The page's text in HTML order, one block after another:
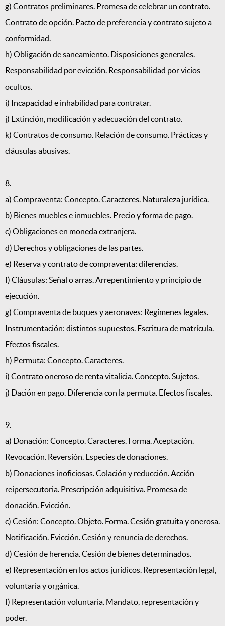
g) Contratos preliminares. Promesa de celebrar un contrato.
Contrato de opción. Pacto de preferencia y contrato sujeto a
conformidad.
h) Obligación de saneamiento. Disposiciones generales.
Responsabilidad por evicción. Responsabilidad por vicios
ocultos.
i) Incapacidad e inhabilidad para contratar.
j) Extinción, modificación y adecuación del contrato.
k) Contratos de consumo. Relación de consumo. Prácticas y
cláusulas abusivas.
8.
a) Compraventa: Concepto. Caracteres. Naturaleza jurídica.
b) Bienes muebles e inmuebles. Precio y forma de pago.
c) Obligaciones en moneda extranjera.
d) Derechos y obligaciones de las partes.
e) Reserva y contrato de compraventa: diferencias.
f) Cláusulas: Señal o arras. Arrepentimiento y principio de
ejecución.
g) Compraventa de buques y aeronaves: Regímenes legales.
Instrumentación: distintos supuestos. Escritura de matrícula.
Efectos fiscales.
h) Permuta: Concepto. Caracteres.
i) Contrato oneroso de renta vitalicia. Concepto. Sujetos.
j) Dación en pago. Diferencia con la permuta. Efectos fiscales.
9.
a) Donación: Concepto. Caracteres. Forma. Aceptación.
Revocación. Reversión. Especies de donaciones.
b) Donaciones inoficiosas. Colación y reducción. Acción
reipersecutoria. Prescripción adquisitiva. Promesa de
donación. Evicción.
c) Cesión: Concepto. Objeto. Forma. Cesión gratuita y onerosa.
Notificación. Evicción. Cesión y renuncia de derechos.
d) Cesión de herencia. Cesión de bienes determinados.
e) Representación en los actos jurídicos. Representación legal,
voluntaria y orgánica.
f) Representación voluntaria. Mandato, representación y
poder.